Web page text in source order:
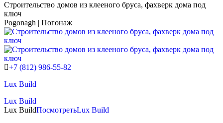
Строительство домов из клееного бруса, фахверк дома под
ключ
Pogonagh | Погонаж
+7 (812) 986-55-82
Lux Build
Lux Build
Lux BuildПосмотретьLux Build